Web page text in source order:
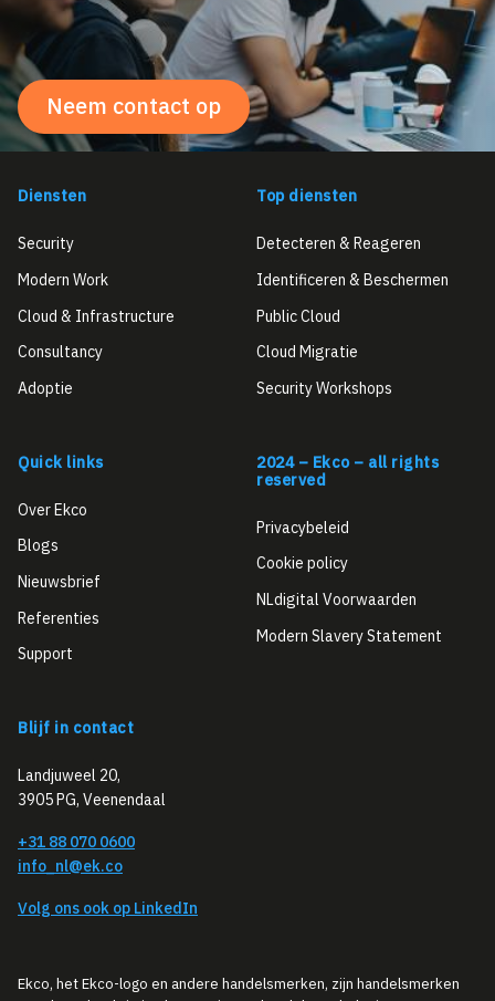
Neem contact op
Diensten
Security
Modern Work
Cloud & Infrastructure
Consultancy
Adoptie
Top diensten
Detecteren & Reageren
Identificeren & Beschermen
Public Cloud
Cloud Migratie
Security Workshops
Quick links
Over Ekco
Blogs
Nieuwsbrief
Referenties
Support
2024 – Ekco – all rights
reserved
Privacybeleid
Cookie policy
NLdigital Voorwaarden
Modern Slavery Statement
Blijf in contact
Landjuweel 20,
3905 PG, Veenendaal
+31 88 070 0600
info_nl@ek.co
Volg ons ook op LinkedIn
Ekco, het Ekco-logo en andere handelsmerken, zijn handelsmerken